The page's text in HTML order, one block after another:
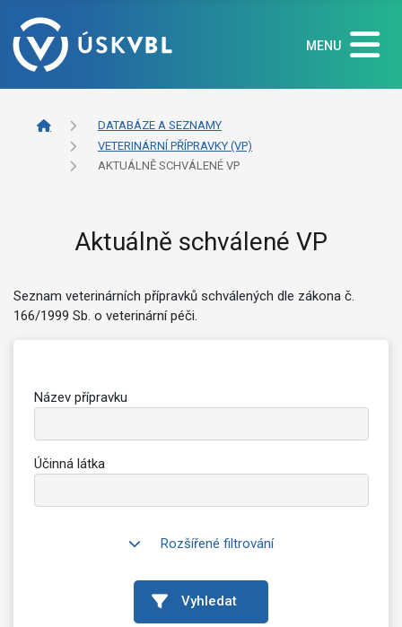
MENU
DATABÁZE A SEZNAMY
VETERINÁRNÍ PŘÍPRAVKY (VP)
AKTUÁLNĚ SCHVÁLENÉ VP
Aktuálně schválené VP
Seznam veterinárních přípravků schválených dle zákona č.
166/1999 Sb. o veterinární péči.
Název přípravku
Účinná látka
Rozšířené filtrování
Vyhledat